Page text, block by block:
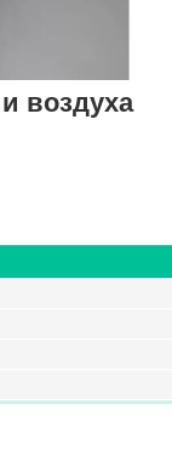
воздуха